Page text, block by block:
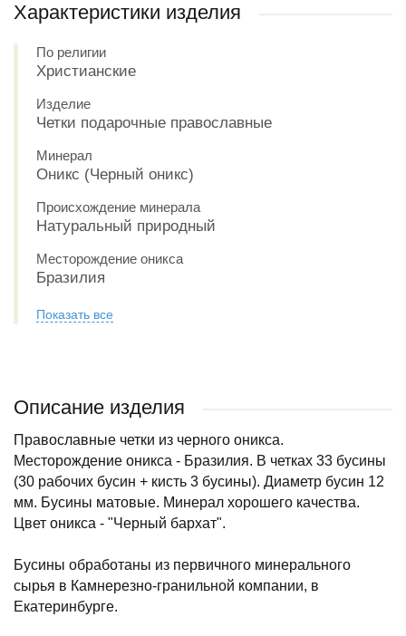
Характеристики изделия
По религии
Христианские
Изделие
Четки подарочные православные
Минерал
Оникс (Черный оникс)
Происхождение минерала
Натуральный природный
Месторождение оникса
Бразилия
Показать все
Описание изделия
Православные четки из черного оникса.
Месторождение оникса - Бразилия. В четках 33 бусины
(30 рабочих бусин + кисть 3 бусины). Диаметр бусин 12
мм. Бусины матовые. Минерал хорошего качества.
Цвет оникса - "Черный бархат".
Бусины обработаны из первичного минерального
сырья в Камнерезно-гранильной компании, в
Екатеринбурге.